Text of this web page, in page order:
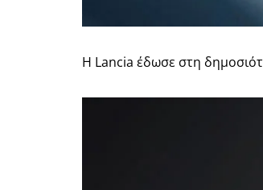
Η Lancia έδωσε στη